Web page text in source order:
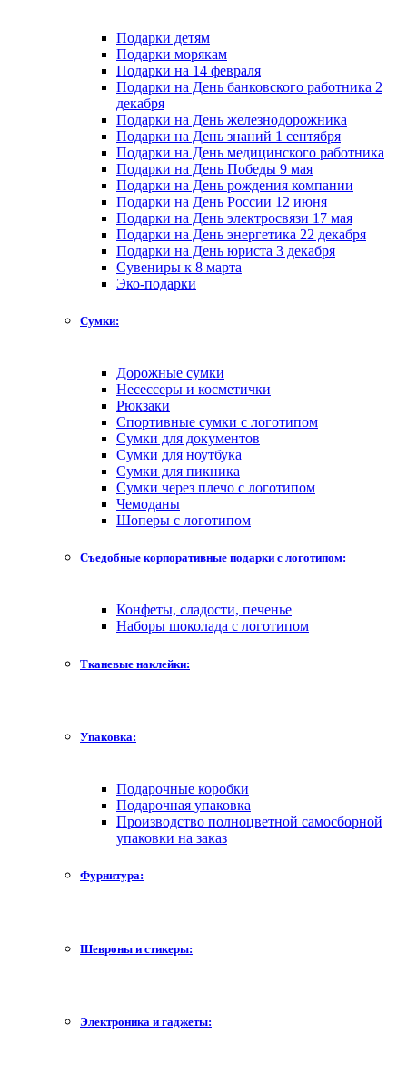
Подарки детям
Подарки морякам
Подарки на 14 февраля
Подарки на День банковского работника 2
декабря
Подарки на День железнодорожника
Подарки на День знаний 1 сентября
Подарки на День медицинского работника
Подарки на День Победы 9 мая
Подарки на День рождения компании
Подарки на День России 12 июня
Подарки на День электросвязи 17 мая
Подарки на День энергетика 22 декабря
Подарки на День юриста 3 декабря
Сувениры к 8 марта
Эко-подарки
Сумки:
Дорожные сумки
Несессеры и косметички
Рюкзаки
Спортивные сумки с логотипом
Сумки для документов
Сумки для ноутбука
Сумки для пикника
Сумки через плечо с логотипом
Чемоданы
Шоперы с логотипом
Съедобные корпоративные подарки с логотипом:
Конфеты, сладости, печенье
Наборы шоколада с логотипом
Тканевые наклейки:
Упаковка:
Подарочные коробки
Подарочная упаковка
Производство полноцветной самосборной
упаковки на заказ
Фурнитура:
Шевроны и стикеры:
Электроника и гаджеты: